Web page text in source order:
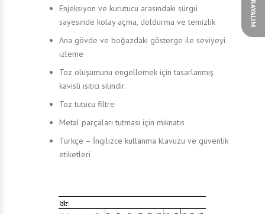
Enjeksiyon ve kurutucu arasındaki sürgü
sayesinde kolay açma, doldurma ve temizlik
Ana gövde ve boğazdaki gösterge ile seviyeyi
izleme
Toz oluşumunu engellemek için tasarlanmış
kavisli ısıtıcı silindir.
Toz tutucu filtre
Metal parçaları tutması için mıknatıs
Türkçe – İngilizce kullanma klavuzu ve güvenlik
etiketleri